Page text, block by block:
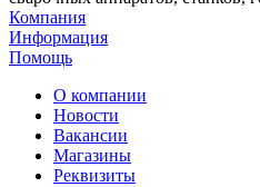
Компания
Информация
Помощь
О компании
Новости
Вакансии
Магазины
Реквизиты